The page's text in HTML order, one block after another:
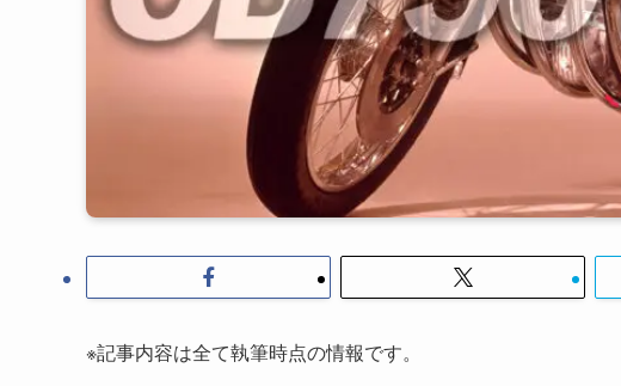
※記事内容は全て執筆時点の情報です。